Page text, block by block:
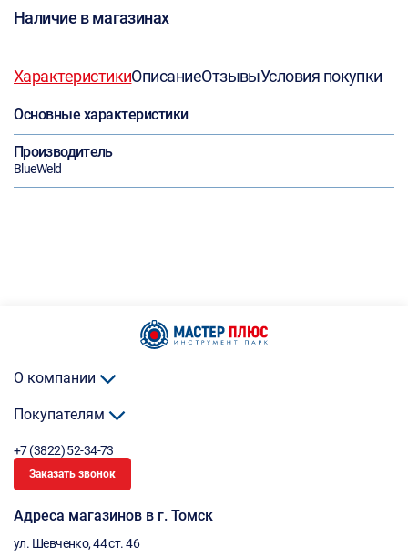
Наличие в магазинах
ХарактеристикиОписаниеОтзывыУсловия покупки
Основные характеристики
Производитель
BlueWeld
О компании
Покупателям
+7 (3822) 52-34-73
Заказать звонок
Адреса магазинов в г. Томск
ул. Шевченко, 44 ст. 46